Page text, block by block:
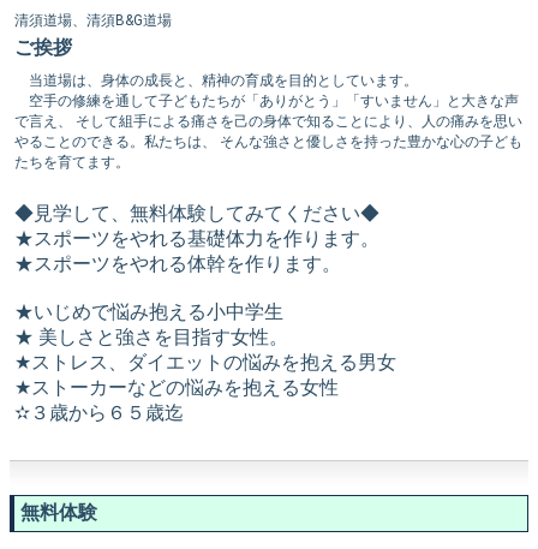
清須道場、清須B&G道場
ご挨拶
当道場は、身体の成長と、精神の育成を目的としています。
空手の修練を通して子どもたちが「ありがとう」「すいません」と大きな声
で言え、 そして組手による痛さを己の身体で知ることにより、人の痛みを思い
やることのできる。私たちは、 そんな強さと優しさを持った豊かな心の子ども
たちを育てます。
◆見学して、無料体験してみてください◆
★スポーツをやれる基礎体力を作ります。
★スポーツをやれる体幹を作ります。
★いじめで悩み抱える小中学生
★ 美しさと強さを目指す女性。
★ストレス、ダイエットの悩みを抱える男女
★ストーカーなどの悩みを抱える女性
✫３歳から６５歳迄
無料体験